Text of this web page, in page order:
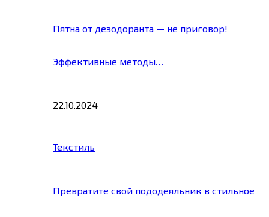
Пятна от дезодоранта — не приговор!
Эффективные методы…
22.10.2024
Текстиль
Превратите свой пододеяльник в стильное